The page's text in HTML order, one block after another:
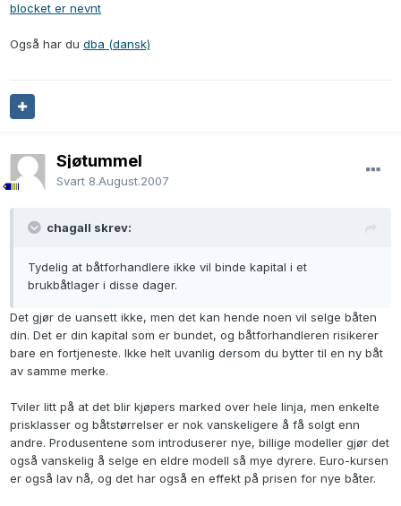
blocket er nevnt
Også har du dba (dansk)
Sjøtummel
Svart 8.August.2007
chagall skrev:
Tydelig at båtforhandlere ikke vil binde kapital i et
brukbåtlager i disse dager.
Det gjør de uansett ikke, men det kan hende noen vil selge båten
din. Det er din kapital som er bundet, og båtforhandleren risikerer
bare en fortjeneste. Ikke helt uvanlig dersom du bytter til en ny båt
av samme merke.
Tviler litt på at det blir kjøpers marked over hele linja, men enkelte
prisklasser og båtstørrelser er nok vanskeligere å få solgt enn
andre. Produsentene som introduserer nye, billige modeller gjør det
også vanskelig å selge en eldre modell så mye dyrere. Euro-kursen
er også lav nå, og det har også en effekt på prisen for nye båter.